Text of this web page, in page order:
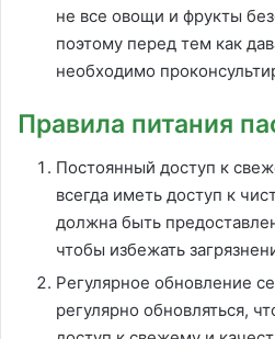
не все овощи и фрукты
поэтому перед тем как
необходимо
Правила питания
Постоянный доступ к
всегда иметь доступ к
должна быть
чтобы избежать
Регулярное обновление
регулярно обновляться,